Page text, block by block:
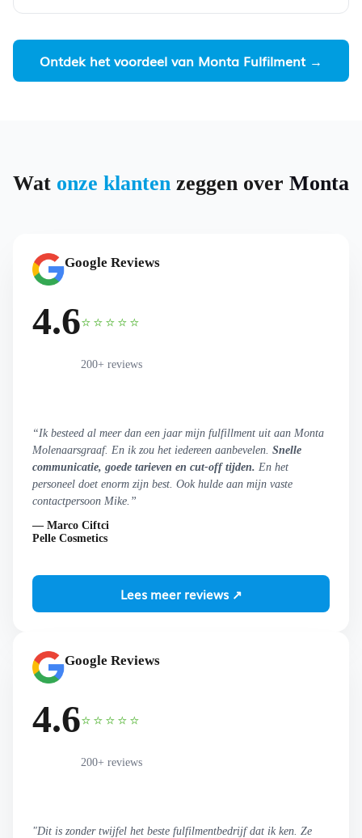
Ontdek het voordeel van Monta Fulfilment →
Wat onze klanten zeggen over Monta
Google Reviews
4.6⭐⭐⭐⭐⭐
200+ reviews
“Ik besteed al meer dan een jaar mijn fulfillment uit aan Monta
Molenaarsgraaf. En ik zou het iedereen aanbevelen. Snelle
communicatie, goede tarieven en cut-off tijden. En het
personeel doet enorm zijn best. Ook hulde aan mijn vaste
contactpersoon Mike.”
— Marco Ciftci
Pelle Cosmetics
Lees meer reviews ↗
Google Reviews
4.6⭐⭐⭐⭐⭐
200+ reviews
"Dit is zonder twijfel het beste fulfilmentbedrijf dat ik ken. Ze